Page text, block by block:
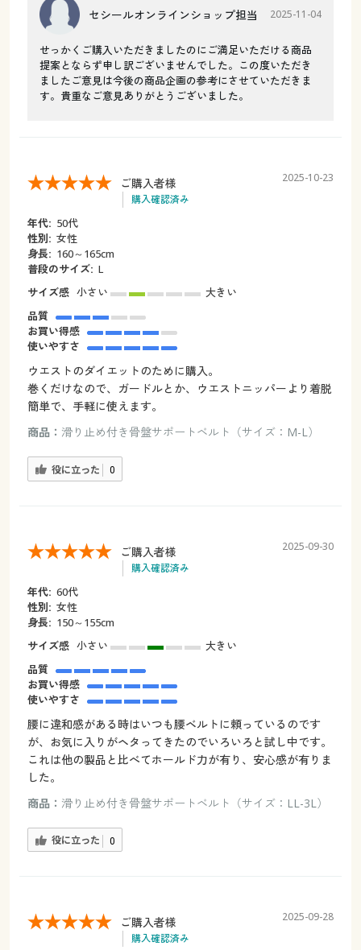
セシールオンラインショップ担当 2025-11-04
せっかくご購入いただきましたのにご満足いただける商品
提案とならず申し訳ございませんでした。この度いただき
ましたご意見は今後の商品企画の参考にさせていただきま
す。貴重なご意見ありがとうございました。
ご購入者様
購入確認済み
2025-10-23
年代: 50代
性別: 女性
身長: 160～165cm
普段のサイズ: L
サイズ感 小さい
大きい
品質
お買い得感
使いやすさ
ウエストのダイエットのために購入。
巻くだけなので、ガードルとか、ウエストニッパーより着脱
簡単で、手軽に使えます。
商品： 滑り止め付き骨盤サポートベルト（サイズ：M-L）
役に立った 0
ご購入者様
購入確認済み
2025-09-30
年代: 60代
性別: 女性
身長: 150～155cm
サイズ感 小さい
大きい
品質
お買い得感
使いやすさ
腰に違和感がある時はいつも腰ベルトに頼っているのです
が、お気に入りがヘタってきたのでいろいろと試し中です。
これは他の製品と比べてホールド力が有り、安心感が有りま
した。
商品： 滑り止め付き骨盤サポートベルト（サイズ：LL-3L）
役に立った 0
ご購入者様
購入確認済み
2025-09-28